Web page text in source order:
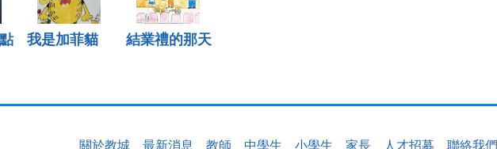
我是加菲貓 結業禮的那天
關於教城 最新消息 教師 中學生 小學生 家長 人才招募 聯絡我們